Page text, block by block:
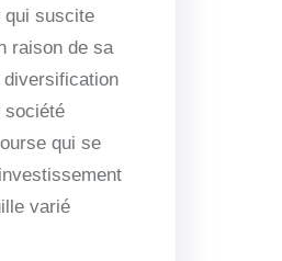
qui suscite
raison de sa
diversification
société
qui se
varié